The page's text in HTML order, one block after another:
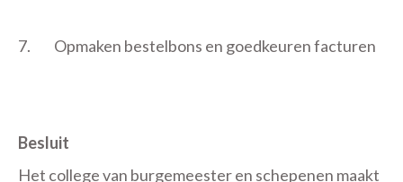
7. Opmaken bestelbons en goedkeuren facturen
Besluit
Het college van burgemeester en schepenen maakt